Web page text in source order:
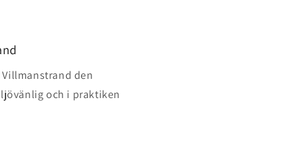
den
och i praktiken